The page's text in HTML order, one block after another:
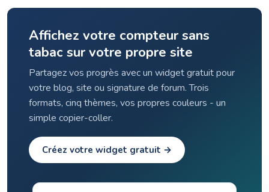
Affichez votre compteur sans
tabac sur votre propre site
Partagez vos progrès avec un widget gratuit pour
votre blog, site ou signature de forum. Trois
formats, cinq thèmes, vos propres couleurs - un
simple copier-coller.
Créez votre widget gratuit →